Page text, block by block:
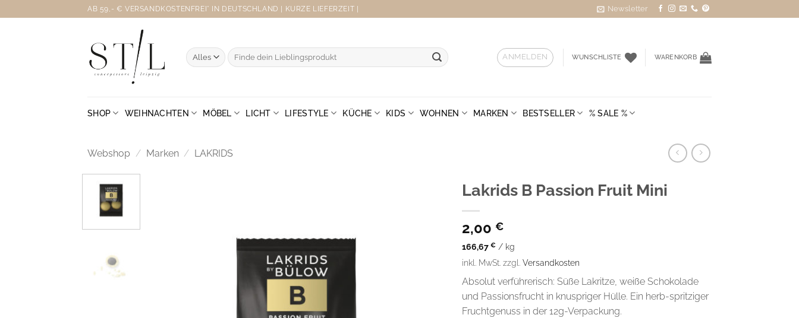
Inhalt
AB 59,- € VERSANDKOSTENFREI* IN DEUTSCHLAND | KURZE LIEFERZEIT | Newsletter
Suche
nach:
ANMELDEN WUNSCHLISTE WARENKORB
SHOP WEIHNACHTEN MÖBEL LICHT LIFESTYLE KÜCHE KIDS WOHNEN MARKEN BESTSELLER % SALE %
Webshop / Marken / LAKRIDS
Lakrids B Passion Fruit Mini
2,00 €
166,67 € / kg
inkl. MwSt. zzgl. Versandkosten
Absolut verführerisch: Süße Lakritze, weiße Schokolade
und Passionsfrucht in knuspriger Hülle. Ein herb-spritziger
Fruchtgenuss in der 12g-Verpackung.